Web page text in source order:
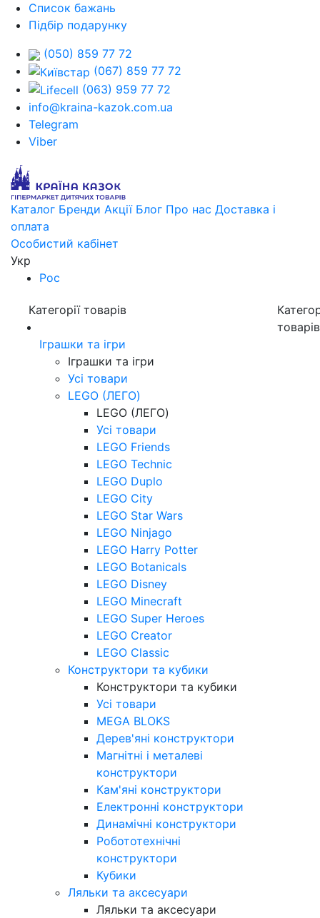
Список бажань
Підбір подарунку
(050) 859 77 72
(067) 859 77 72
(063) 959 77 72
info@kraina-kazok.com.ua
Telegram
Viber
Каталог Бренди Акції Блог Про нас Доставка і
оплата
Особистий кабінет
Укр
Рос
Категорії товарів
Іграшки та ігри
Іграшки та ігри
Усі товари
LEGO (ЛЕГО)
LEGO (ЛЕГО)
Усі товари
LEGO Friends
LEGO Technic
LEGO Duplo
LEGO City
LEGO Star Wars
LEGO Ninjago
LEGO Harry Potter
LEGO Botanicals
LEGO Disney
LEGO Minecraft
LEGO Super Heroes
LEGO Creator
LEGO Classic
Конструктори та кубики
Конструктори та кубики
Усі товари
MEGA BLOKS
Дерев'яні конструктори
Магнітні і металеві
конструктори
Кам'яні конструктори
Електронні конструктори
Динамічні конструктори
Робототехнічні
конструктори
Кубики
Ляльки та аксесуари
Ляльки та аксесуари
товарів